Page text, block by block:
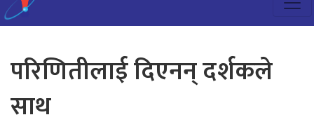
परिणितीलाई दिएनन् दर्शकले
साथ